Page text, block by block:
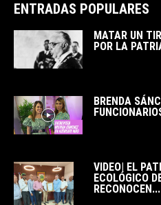
ENTRADAS POPULARES
MATAR UN
POR LA
BRENDA
VIDEO| EL
ECOLÓGICO
RECONOCEN...